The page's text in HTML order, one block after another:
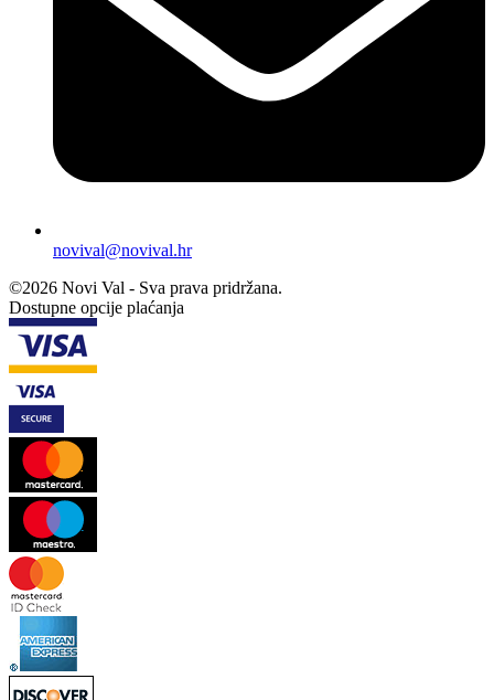
novival@novival.hr
©2026 Novi Val - Sva prava pridržana.
Dostupne opcije plaćanja